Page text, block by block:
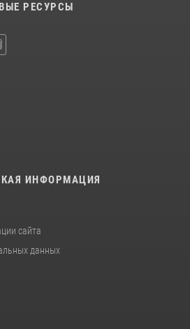
РЕСУРСЫ
ИНФОРМАЦИЯ
сайта
данных